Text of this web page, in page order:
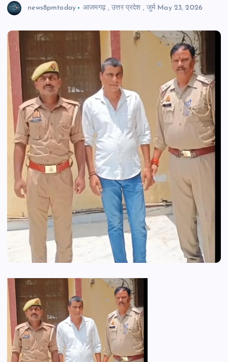
news8pmtoday आजमगढ़,उत्तर प्रदेश , जुर्म May 23, 2026